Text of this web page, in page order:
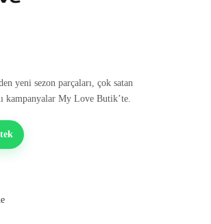
yeni sezon parçaları, çok satan
kampanyalar My Love Butik’te.